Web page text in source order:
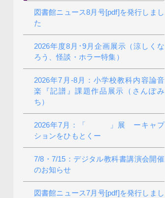
図書館ニュース8月号[pdf]を発行しまし
た
2026年度8月･9月企画展示（涼しくな
ろう、怪談・ホラー特集）
2026年7月-8月：小学校教科内容論音
楽『記譜』課題作品展示（さんぽみ
ち）
2026年7月：「 」展 ーキャプ
ションをひもとくー
7/8・7/15：デジタル教科書講演会開催
のお知らせ
図書館ニュース7月号[pdf]を発行しまし